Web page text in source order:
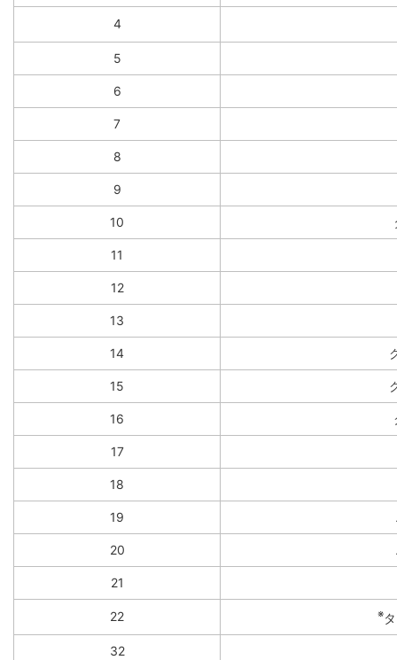
4
5
6
7
8
9
10
11
12
13
14
15
16
17
18
19
20
21
22 ※
32